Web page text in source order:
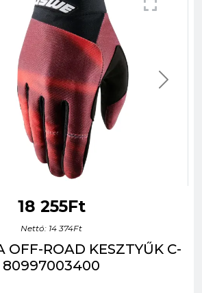
18 255Ft
Nettó: 14 374Ft
OFF-ROAD KESZTYŰK C-
80997003400